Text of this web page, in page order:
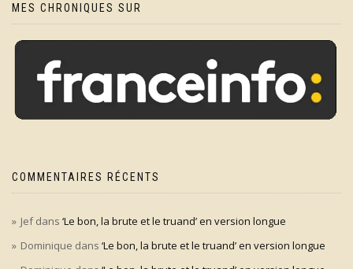
MES CHRONIQUES SUR
COMMENTAIRES RÉCENTS
Jefdans ‘Le bon, la brute et le truand’ en version longue
Dominique dans ‘Le bon, la brute et le truand’ en version longue